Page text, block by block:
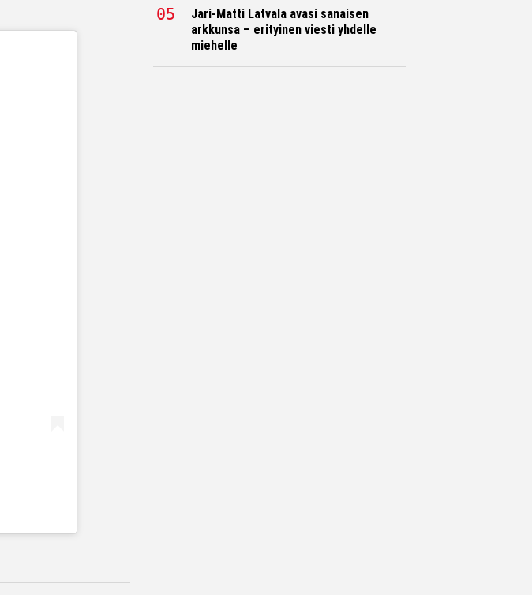
Jari-Matti Latvala avasi sanaisen
arkkunsa – erityinen viesti yhdelle
miehelle